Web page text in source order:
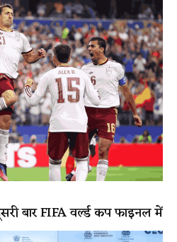
बार FIFA वर्ल्ड कप फाइनल में